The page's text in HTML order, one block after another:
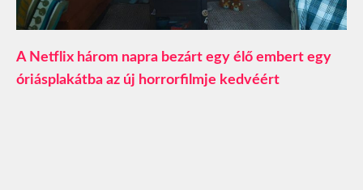
A Netflix három napra bezárt egy élő embert egy
óriásplakátba az új horrorfilmje kedvéért